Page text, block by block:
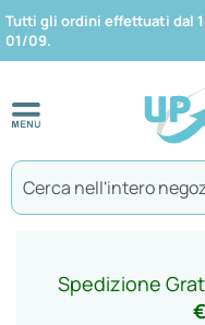
Tutti gli ordini effettuati dal
01/09.
Spedizione